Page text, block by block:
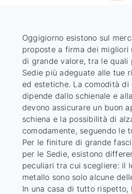
Oggigiorno esistono sul
proposte a firma dei migliori
di grande valore, tra le
Sedie più adeguate alle tue
ed estetiche. La comodità di
dipende dallo schienale e
devono assicurare un buon
schiena e la possibilità di
comodamente, seguendo le
Per le finiture di grande
per le Sedie, esistono
peculiari tra cui scegliere: il
metallo sono solo alcune
In una casa di tutto rispetto,